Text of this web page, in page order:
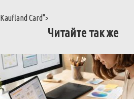
Kaufland Card">
Читайте так же